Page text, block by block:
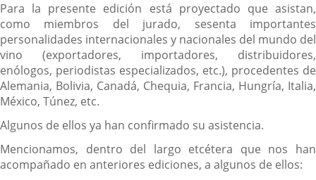
Para la presente edición está proyectado que asistan,
como miembros del jurado, sesenta importantes
personalidades internacionales y nacionales del mundo del
vino (exportadores, importadores, distribuidores,
enólogos, periodistas especializados, etc.), procedentes de
Alemania, Bolivia, Canadá, Chequia, Francia, Hungría, Italia,
México, Túnez, etc.
Algunos de ellos ya han confirmado su asistencia.
Mencionamos, dentro del largo etcétera que nos han
acompañado en anteriores ediciones, a algunos de ellos: